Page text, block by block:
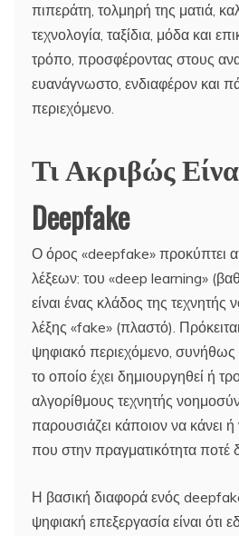
πιπεράτη, τολμηρή της ματιά,
τεχνολογία, ταξίδια, μόδα και
τρόπο, προσφέροντας στους
ευανάγνωστο, ενδιαφέρον και
περιεχόμενο.
Τι Ακριβώς
Deepfake
Ο όρος «deepfake» προκύπτει
λέξεων: του «deep learning»
είναι ένας κλάδος της τεχνητής
λέξης «fake» (πλαστό).
ψηφιακό περιεχόμενο, συνήθως
το οποίο έχει δημιουργηθεί ή
αλγορίθμους τεχνητής
παρουσιάζει κάποιον να κάνει
που στην πραγματικότητα ποτέ
Η βασική διαφορά ενός
ψηφιακή επεξεργασία είναι ότι